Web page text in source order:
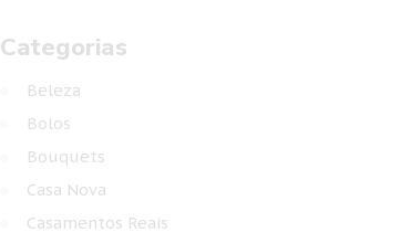
Categorias
Beleza
Bolos
Bouquets
Casa Nova
Casamentos Reais